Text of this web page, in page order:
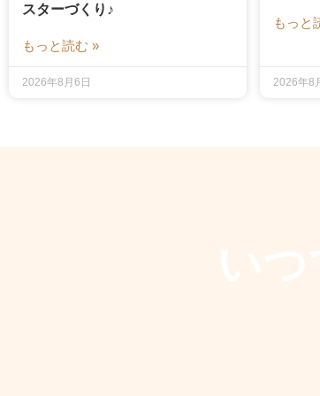
スターづくり♪
もっと読む »
2026年8月6日
もっと
2026年8